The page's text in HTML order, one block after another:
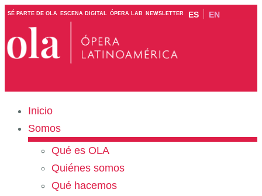
SÉ PARTE DE OLA ESCENA DIGITAL ÓPERA LAB NEWSLETTER ES EN
Inicio
Somos
Qué es OLA
Quiénes somos
Qué hacemos